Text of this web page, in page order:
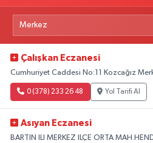
Çalışkan Eczanesi
Cumhuriyet Caddesi No:11 Kozcağız
0 (378) 233 26 48 Yol Tarifi Al
Asıyan Eczanesi
BARTIN ILI MERKEZ ILÇE ORTA